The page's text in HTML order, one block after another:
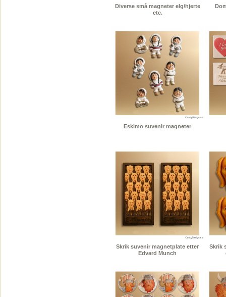
Diverse små magneter elg/hjerte
etc.
Eskimo suvenir magneter
Skrik suvenir magnetplate etter
Edvard Munch
Skrik